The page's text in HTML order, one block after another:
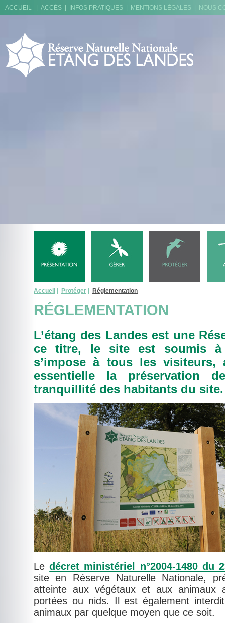
ACCUEIL ACCÈS INFOS PRATIQUES MENTIONS LÉGALES NOUS
Accueil Protéger Réglementation
RÉGLEMENTATION
L’étang des Landes est une
ce titre, le site est soumis à
s’impose à tous les visiteurs,
essentielle la préservation
tranquillité des habitants du site.
Ledécret ministériel n°2004-1480 du
site en Réserve Naturelle Nationale,
atteinte aux végétaux et aux animaux
portées ou nids. Il est également
animaux par quelque moyen que ce soit.